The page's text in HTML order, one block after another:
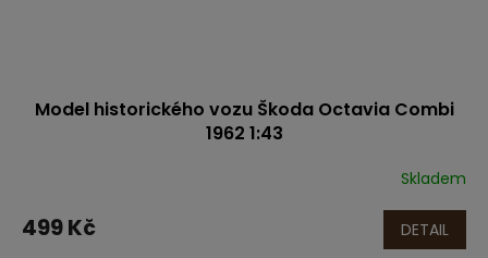
Model historického vozu Škoda Octavia Combi
1962 1:43
Skladem
499 Kč DETAIL